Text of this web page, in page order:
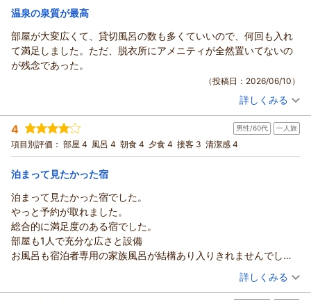
宿泊価格帯： 24,001～25,000円(大人一人あたり/税込)
温泉の泉質が最高
部屋が大変広くて、貸切風呂の数も多くていいので、何回も入れ
て満足しました。ただ、脱衣所にアメニティが全然置いてないの
が残念であった。
（投稿日：2026/06/10）
投稿者： やっさんさん(男性/60代)
宿泊プラン： ◆ 和洋室・夕食コース・スタンダード ◆
和洋室
朝・夕
宿泊価格帯： 23,001～24,000円(大人一人あたり/税込)
詳しくみる
4 男性/60代 一人旅
項目別評価： 部屋 4 風呂 4 朝食 4 夕食 4 接客 3 清潔感 4
泊まって見たかった宿
泊まって見たかった宿でした。
やっと予約が取れました。
総合的に満足度のある宿でした。
部屋も1人で充分な広さと設備
お風呂も宿泊者専用の家族風呂が結構あり入りきれませんでし
（投稿日：2026/06/08）
宿泊時期： 2026年06月宿泊 (一人旅)
詳しくみる